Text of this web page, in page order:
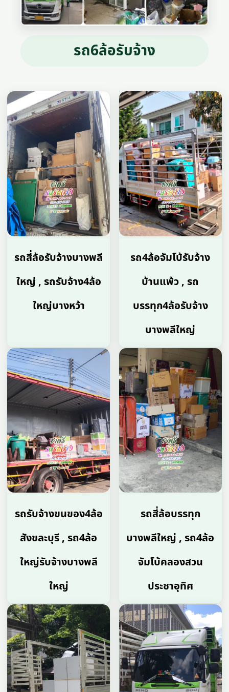
รถ6ล้อรับจ้าง
รถสี่ล้อรับจ้างบางพลี
ใหญ่ , รถรับจ้าง4ล้อ
ใหญ่บางหว้า
รถ4ล้อจัมโบ้รับจ้าง
บ้านแพ้ว , รถ
บรรทุก4ล้อรับจ้าง
บางพลีใหญ่
รถรับจ้างขนของ4ล้อ
สังขละบุรี , รถ4ล้อ
ใหญ่รับจ้างบางพลี
ใหญ่
รถสี่ล้อบรรทุก
บางพลีใหญ่ , รถ4ล้อ
จัมโบ้คลองสวน
ประชาอุทิศ